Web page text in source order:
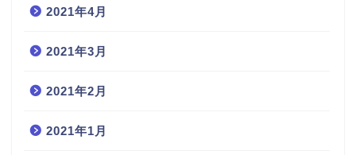
2021年4月
2021年3月
2021年2月
2021年1月